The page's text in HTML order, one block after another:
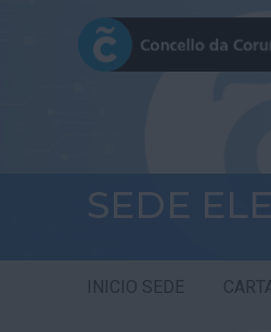
SEDE
INICIO SEDE